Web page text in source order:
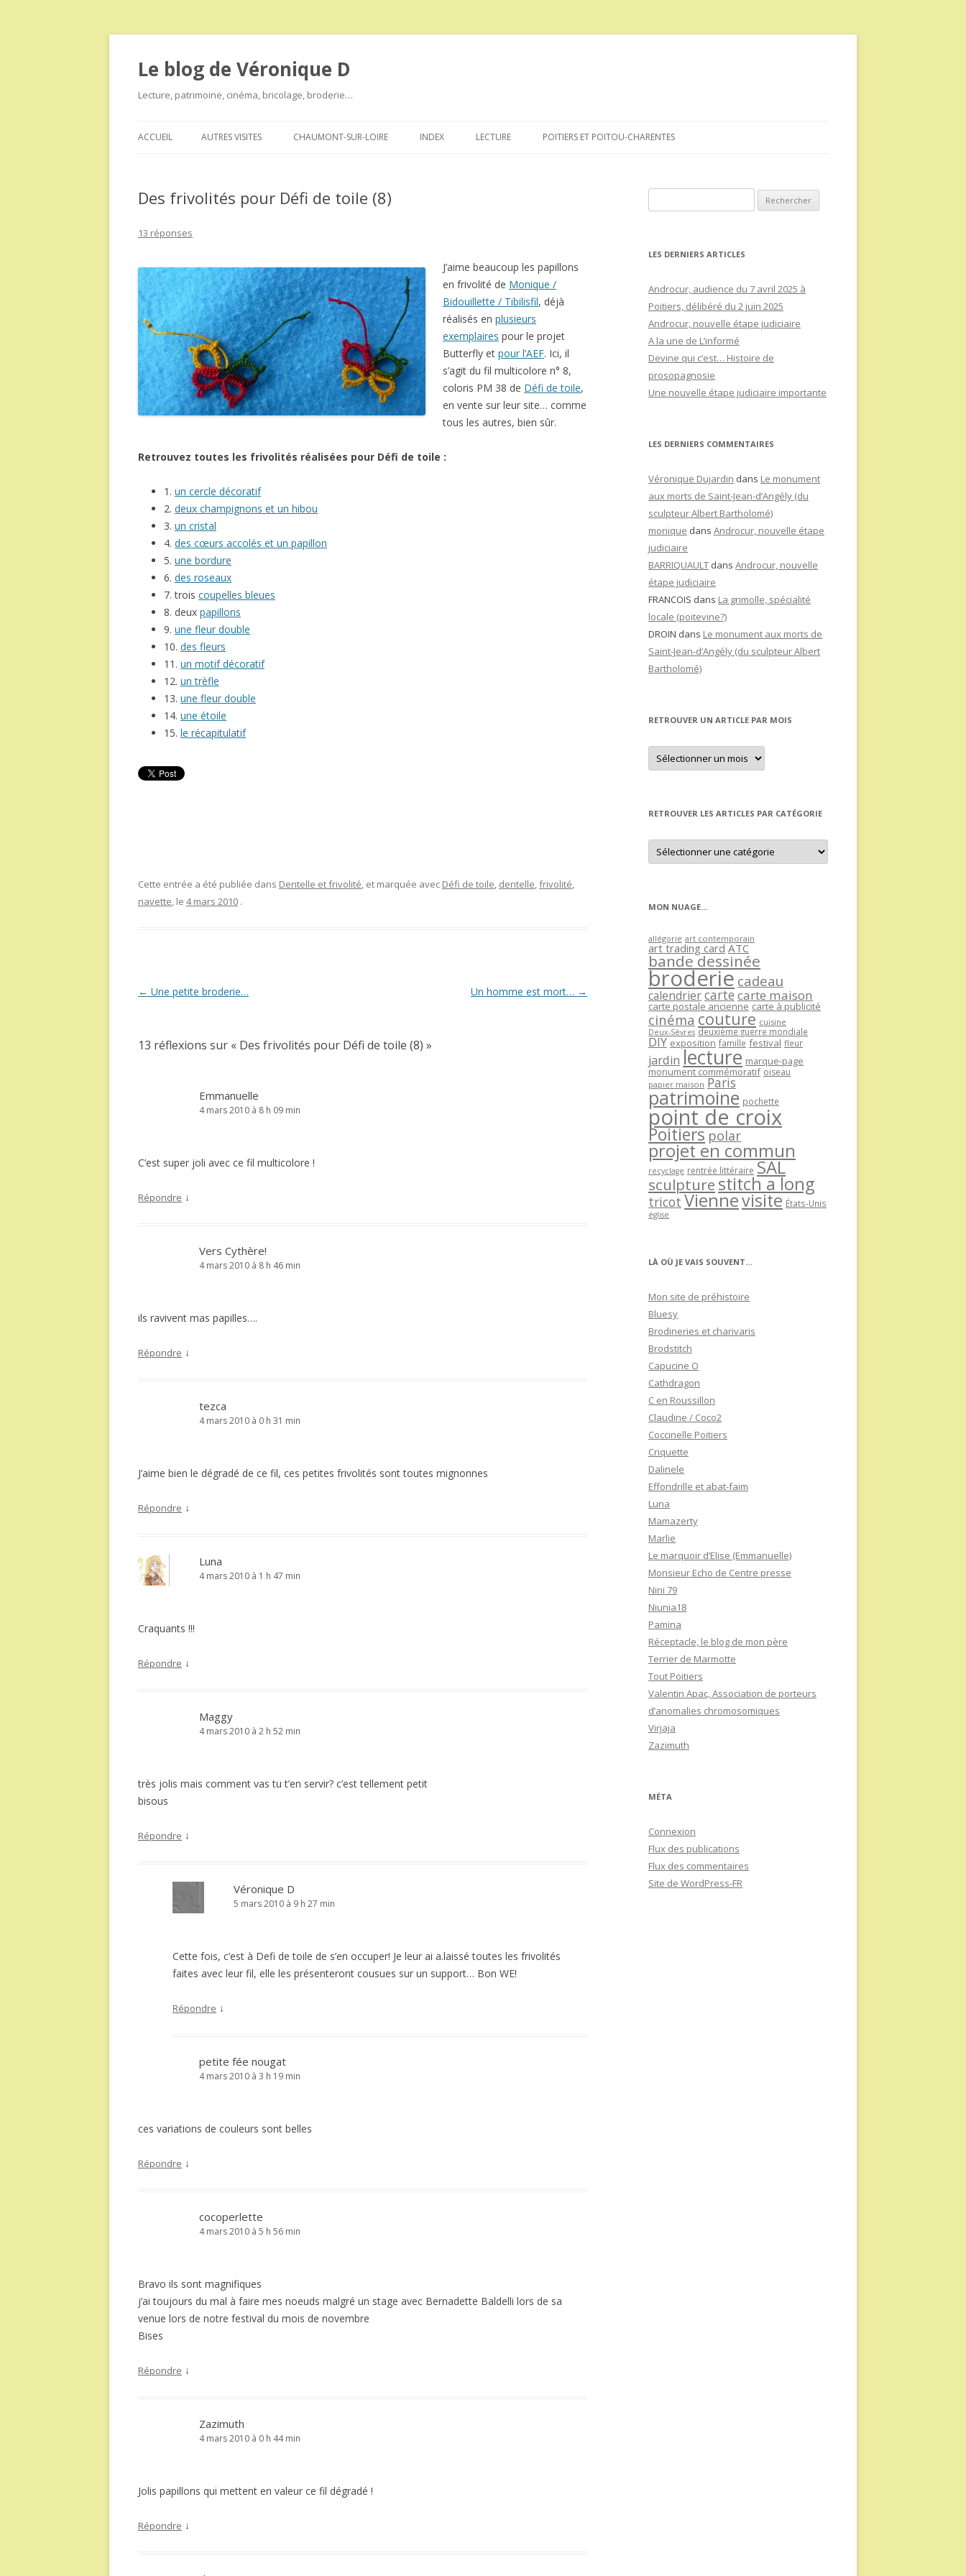
Le blog de Véronique D
Lecture, patrimoine, cinéma, bricolage, broderie…
au
ACCUEIL AUTRES VISITES CHAUMONT-SUR-LOIRE INDEX LECTURE POITIERS ET POITOU-CHARENTES
Des frivolités pour Défi de toile (8)
13 réponses
J’aime beaucoup les papillons
en frivolité de Monique /
Bidouillette / Tibilisfil, déjà
réalisés en plusieurs
exemplaires pour le projet
Butterfly et pour l’AEF. Ici, il
s’agit du fil multicolore n° 8,
coloris PM 38 de Défi de toile,
en vente sur leur site… comme
tous les autres, bien sûr.
Retrouvez toutes les frivolités réalisées pour Défi de toile :
1. un cercle décoratif
2. deux champignons et un hibou
3. un cristal
4. des cœurs accolés et un papillon
5. une bordure
6. des roseaux
7. trois coupelles bleues
8. deux papillons
9. une fleur double
10. des fleurs
11. un motif décoratif
12. un trèfle
13. une fleur double
14. une étoile
15. le récapitulatif
Cette entrée a été publiée dans Dentelle et frivolité, et marquée avec Défi de toile, dentelle,frivolité,
navette, le 4 mars 2010 .
Navigation
← Une petite broderie… Un homme est mort… →
13 réflexions sur « Des frivolités pour Défi de toile (8) »
Emmanuelle
4 mars 2010 à 8 h 09 min
C’est super joli avec ce fil multicolore !
Répondre ↓
Vers Cythère!
4 mars 2010 à 8 h 46 min
ils ravivent mas papilles….
Répondre ↓
tezca
4 mars 2010 à 0 h 31 min
J’aime bien le dégradé de ce fil, ces petites frivolités sont toutes mignonnes
Répondre ↓
Luna
4 mars 2010 à 1 h 47 min
Craquants !!!
Répondre ↓
Maggy
4 mars 2010 à 2 h 52 min
très jolis mais comment vas tu t’en servir? c’est tellement petit
bisous
Répondre ↓
Véronique D
5 mars 2010 à 9 h 27 min
Cette fois, c’est à Defi de toile de s’en occuper! Je leur ai a.laissé toutes les frivolités
faites avec leur fil, elle les présenteront cousues sur un support… Bon WE!
Répondre ↓
petite fée nougat
4 mars 2010 à 3 h 19 min
ces variations de couleurs sont belles
Répondre ↓
cocoperlette
4 mars 2010 à 5 h 56 min
Bravo ils sont magnifiques
j’ai toujours du mal à faire mes noeuds malgré un stage avec Bernadette Baldelli lors de sa
venue lors de notre festival du mois de novembre
Bises
Répondre ↓
Zazimuth
4 mars 2010 à 0 h 44 min
Jolis papillons qui mettent en valeur ce fil dégradé !
Répondre ↓
LES DERNIERS ARTICLES
Androcur, audience du 7 avril 2025 à
Poitiers, délibéré du 2 juin 2025
Androcur, nouvelle étape judiciaire
A la une de L’informé
Devine qui c’est… Histoire de
prosopagnosie
Une nouvelle étape judiciaire importante
LES DERNIERS COMMENTAIRES
Véronique Dujardin dans Le monument
aux morts de Saint-Jean-d’Angély (du
sculpteur Albert Bartholomé)
monique dans Androcur, nouvelle étape
judiciaire
BARRIQUAULT dans Androcur, nouvelle
étape judiciaire
FRANCOIS dans La grimolle, spécialité
locale (poitevine?)
DROIN dans Le monument aux morts de
Saint-Jean-d’Angély (du sculpteur Albert
Bartholomé)
RETROUVER UN ARTICLE PAR MOIS
Retrouver
un
article
RETROUVER LES ARTICLES PAR CATÉGORIE
Retrouver
les
articles
MON NUAGE…
allégorie art contemporain
art trading card ATC
bande dessinée
broderie cadeau
calendriercartecarte maison
carte postale ancienne carte à publicité
cinéma couture cuisine
Deux-Sèvres deuxième guerre mondiale
DIY exposition famille festival fleur
jardin lecture marque-page
monument commémoratif oiseau
papier maison Paris
patrimoine pochette
point de croix
Poitiers polar
projet en commun
recyclage rentrée littéraire SAL
sculpture stitch a long
tricot Viennevisite États-Unis
église
LÀ OÙ JE VAIS SOUVENT…
Mon site de préhistoire
Bluesy
Brodineries et charivaris
Brodstitch
Capucine O
Cathdragon
C en Roussillon
Claudine / Coco2
Coccinelle Poitiers
Criquette
Dalinele
Effondrille et abat-faim
Luna
Mamazerty
Marlie
Le marquoir d’Elise (Emmanuelle)
Monsieur Echo de Centre presse
Nini 79
Niunia18
Pamina
Réceptacle, le blog de mon père
Terrier de Marmotte
Tout Poitiers
Valentin Apac, Association de porteurs
d’anomalies chromosomiques
Virjaja
Zazimuth
MÉTA
Connexion
Flux des publications
Flux des commentaires
Site de WordPress-FR